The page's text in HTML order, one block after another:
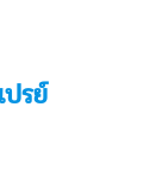
ปรย์